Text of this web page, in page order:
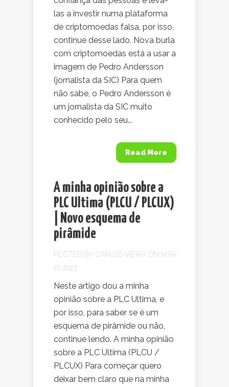
las a investir numa plataforma
de criptomoedas falsa, por isso,
continue desse lado. Nova burla
com criptomoedas está a usar a
imagem de Pedro Andersson
(jornalista da SIC) Para quem
não sabe, o Pedro Andersson é
um jornalista da SIC muito
conhecido pelo seu...
Read More
A minha opinião sobre a
PLC Ultima (PLCU / PLCUX)
| Novo esquema de
pirâmide
POSTED BY CARLOS VIEIRA ON MAR
27, 2023
Neste artigo dou a minha
opinião sobre a PLC Ultima, e
por isso, para saber se é um
esquema de pirâmide ou não,
continue lendo. A minha opinião
sobre a PLC Ultima (PLCU /
PLCUX) Para começar quero
deixar bem claro que na minha